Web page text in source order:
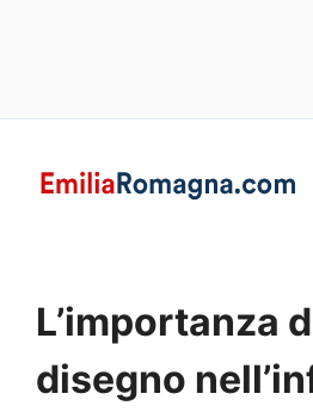
L’importanza
disegno